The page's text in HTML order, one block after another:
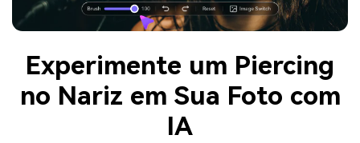
Experimente um Piercing
no Nariz em Sua Foto com
IA